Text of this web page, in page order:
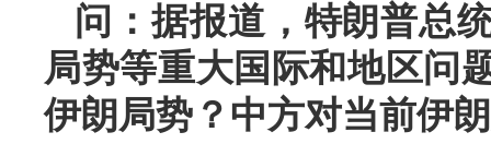
问：据报道，特朗普总
局势等重大国际和地区问
伊朗局势？中方对当前伊